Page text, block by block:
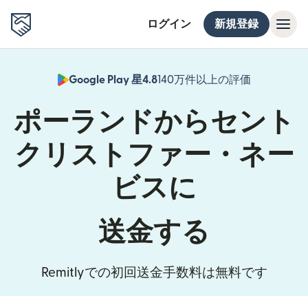
ログイン 新規登録
Google Play 星4.8140万件以上の評価
（別ウィン
ポーランドからセント
クリストファー・ネー
ビスに
送金する
Remitlyでの初回送金手数料は無料です